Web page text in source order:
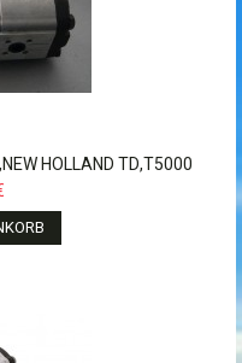
HOLLAND TD,T5000